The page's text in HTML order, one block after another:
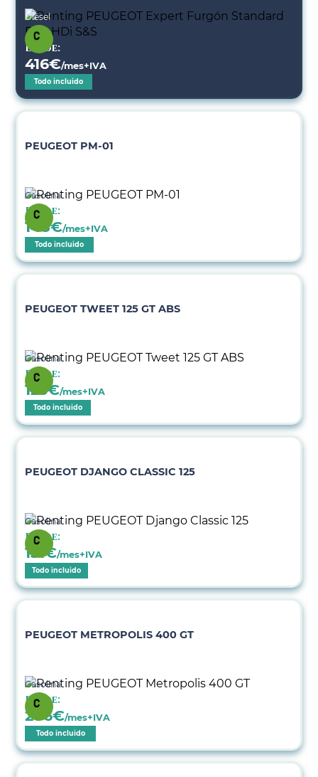
Diésel
Desde:
416€/mes+IVA
Todo incluido
PEUGEOT PM-01
Gasolina
Desde:
148€/mes+IVA
Todo incluido
PEUGEOT TWEET 125 GT ABS
Gasolina
Desde:
123€/mes+IVA
Todo incluido
PEUGEOT DJANGO CLASSIC 125
Gasolina
Desde:
131€/mes+IVA
Todo incluido
PEUGEOT METROPOLIS 400 GT
Gasolina
Desde:
206€/mes+IVA
Todo incluido